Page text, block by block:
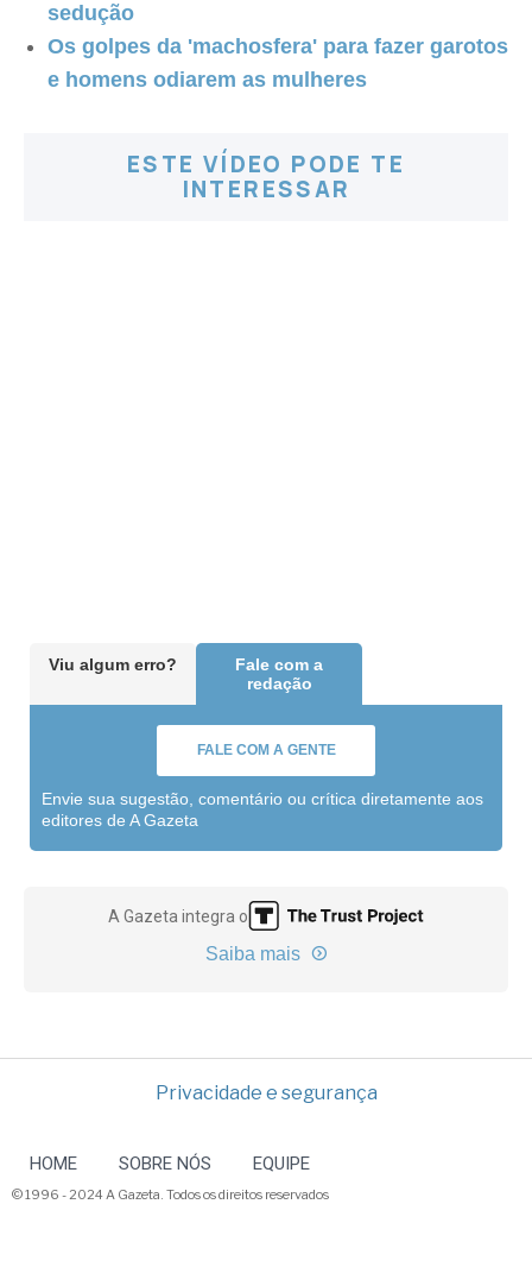
sedução
Os golpes da 'machosfera' para fazer garotos
e homens odiarem as mulheres
ESTE VÍDEO PODE TE
INTERESSAR
Viu algum erro?
Fale com a
redação
FALE COM A GENTE
Envie sua sugestão, comentário ou crítica diretamente aos
editores de A Gazeta
A Gazeta integra o
Saiba mais
Privacidade e segurança
HOME SOBRE NÓS EQUIPE
© 1996 - 2024 A Gazeta. Todos os direitos reservados